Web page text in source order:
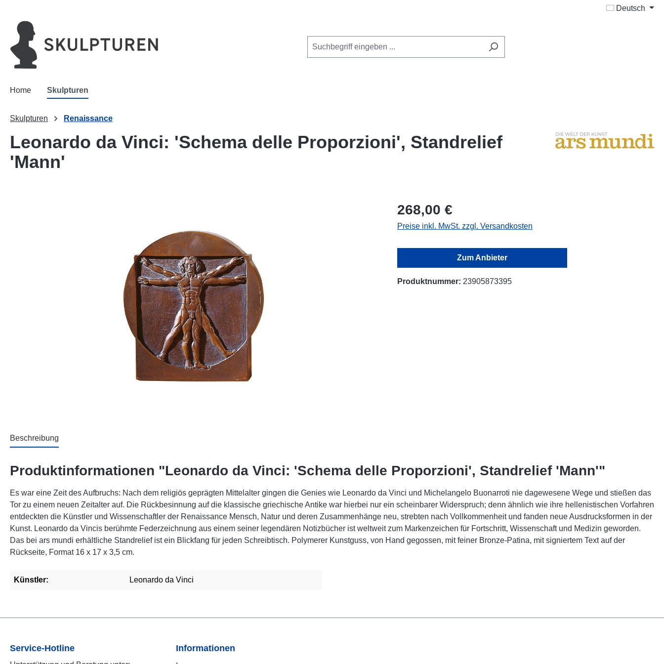
Deutsch
Home Skulpturen
Skulpturen Renaissance
Leonardo da Vinci: 'Schema delle Proporzioni', Standrelief
'Mann'
268,00 €
Preise inkl. MwSt. zzgl. Versandkosten
Zum Anbieter
Produktnummer: 23905873395
Beschreibung
Produktinformationen "Leonardo da Vinci: 'Schema delle Proporzioni', Standrelief 'Mann'"
Es war eine Zeit des Aufbruchs: Nach dem religiös geprägten Mittelalter gingen die Genies wie Leonardo da Vinci und Michelangelo Buonarroti nie dagewesene Wege und stießen das
Tor zu einem neuen Zeitalter auf. Die Rückbesinnung auf die klassische griechische Antike war hierbei nur ein scheinbarer Widerspruch; denn ähnlich wie ihre hellenistischen Vorfahren
entdeckten die Künstler und Wissenschaftler der Renaissance Mensch, Natur und deren Zusammenhänge neu, strebten nach Vollkommenheit und fanden neue Ausdrucksformen in der
Kunst. Leonardo da Vincis berühmte Federzeichnung aus einem seiner legendären Notizbücher ist weltweit zum Markenzeichen für Fortschritt, Wissenschaft und Medizin geworden.
Das bei ars mundi erhältliche Standrelief ist ein Blickfang für jeden Schreibtisch. Polymerer Kunstguss, von Hand gegossen, mit feiner Bronze-Patina, mit signiertem Text auf der
Rückseite, Format 16 x 17 x 3,5 cm.
Künstler: Leonardo da Vinci
Service-Hotline Informationen